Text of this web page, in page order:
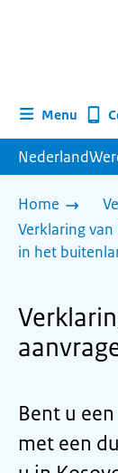
Menu
Home
Verklaring
in het
Bent u
met een